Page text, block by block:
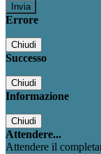
Errore
Chiudi
Successo
Chiudi
Informazione
Chiudi
Attendere...
Attendere il